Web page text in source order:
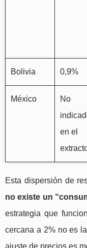
Bolivia 0,9%
México
No
en el
Esta dispersión de
no existe un
estrategia que
cercana a 2% no es
ajuste de precios es